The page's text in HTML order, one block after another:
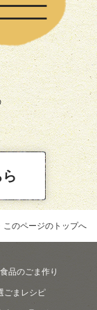
このページのトップへ
品のごま作り
ごまレシピ